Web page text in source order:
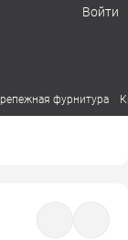
Войти
фурнитура